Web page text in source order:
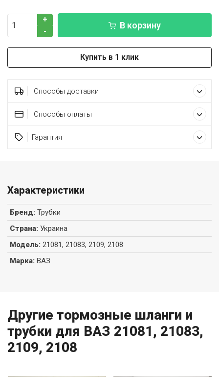
+
-
В корзину
Купить в 1 клик
Способы доставки
Способы оплаты
Гарантия
Характеристики
Бренд: Трубки
Страна: Украина
Модель: 21081, 21083, 2109, 2108
Марка: ВАЗ
Другие тормозные шланги и
трубки для ВАЗ 21081, 21083,
2109, 2108